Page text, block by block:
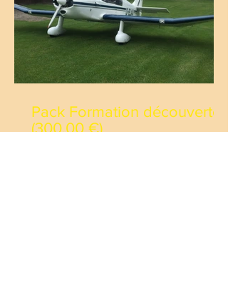
Pack Formation découverte
(300,00 €)